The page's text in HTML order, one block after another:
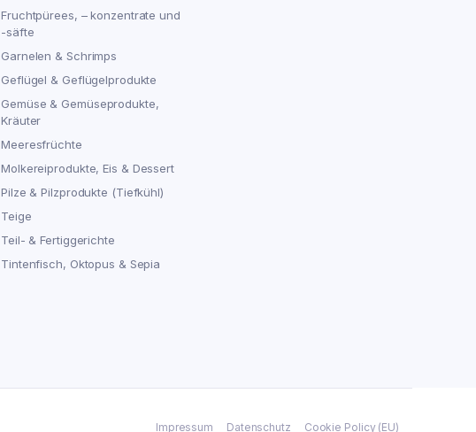
Fruchtpürees, – konzentrate und
-säfte
Garnelen & Schrimps
Geflügel & Geflügelprodukte
Gemüse & Gemüseprodukte,
Kräuter
Meeresfrüchte
Molkereiprodukte, Eis & Dessert
Pilze & Pilzprodukte (Tiefkühl)
Teige
Teil- & Fertiggerichte
Tintenfisch, Oktopus & Sepia
Impressum Datenschutz Cookie Policy (EU)